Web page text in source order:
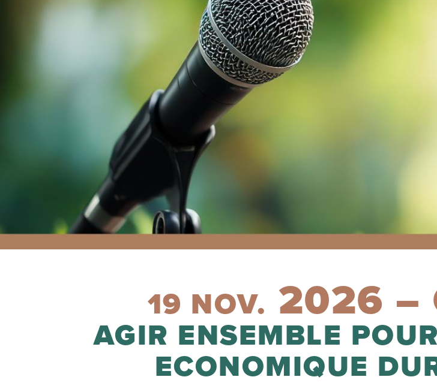
19 NOV. 2026 –
AGIR ENSEMBLE
ECONOMIQUE